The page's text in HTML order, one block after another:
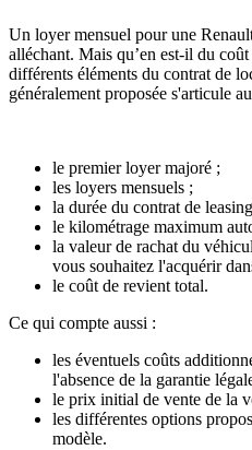
Un loyer mensuel pour une
alléchant. Mais qu’en est-il du
différents éléments du contrat de
généralement proposée s'articule
le premier loyer majoré ;
les loyers mensuels ;
la durée du contrat de
le kilométrage maximum
la valeur de rachat du
vous souhaitez l'acquérir
le coût de revient total.
Ce qui compte aussi :
les éventuels coûts
l'absence de la garantie
le prix initial de vente de la
les différentes options
modèle.